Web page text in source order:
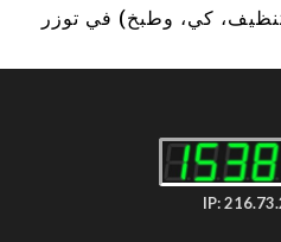
كي، وطبخ) في توزر
IP: